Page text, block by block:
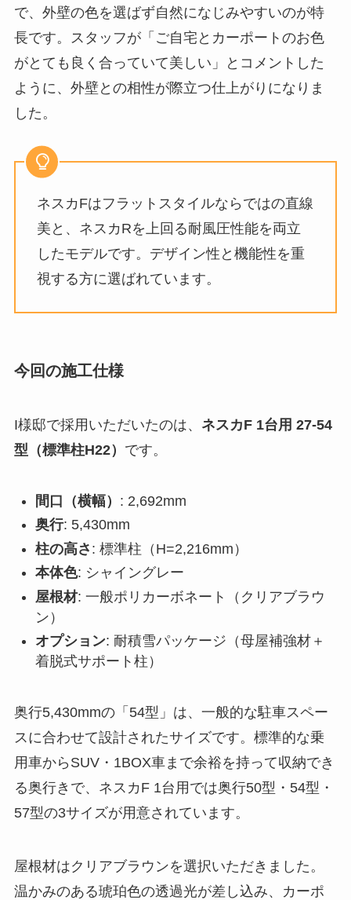
で、外壁の色を選ばず自然になじみやすいのが特
長です。スタッフが「ご自宅とカーポートのお色
がとても良く合っていて美しい」とコメントした
ように、外壁との相性が際立つ仕上がりになりま
した。
ネスカFはフラットスタイルならではの直線
美と、ネスカRを上回る耐風圧性能を両立
したモデルです。デザイン性と機能性を重
視する方に選ばれています。
今回の施工仕様
I様邸で採用いただいたのは、 ネスカF 1台用 27-54
型（標準柱H22） です。
間口（横幅） : 2,692mm
奥行: 5,430mm
柱の高さ : 標準柱（H=2,216mm）
本体色: シャイングレー
屋根材: 一般ポリカーボネート（クリアブラウ
ン）
オプション: 耐積雪パッケージ（母屋補強材＋
着脱式サポート柱）
奥行5,430mmの「54型」は、一般的な駐車スペー
スに合わせて設計されたサイズです。標準的な乗
用車からSUV・1BOX車まで余裕を持って収納でき
る奥行きで、ネスカF 1台用では奥行50型・54型・
57型の3サイズが用意されています。
屋根材はクリアブラウンを選択いただきました。
温かみのある琥珀色の透過光が差し込み、カーポ